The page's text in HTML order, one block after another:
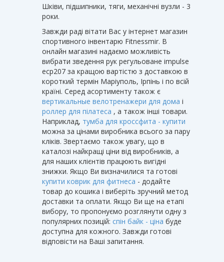
Шківи, підшипники, тяги, механічні вузли - 3
роки.
Завжди раді вітати Вас у інтернет магазин
спортивного інвентарю Fitnessmir. В
онлайн магазині надаємо можливість
вибрати зведення рук регульоване impulse
ecp207 за кращою вартістю з доставкою в
короткий термін Маріуполь, Ірпінь і по всій
країні. Серед асортименту також є
вертикальные велотренажери для дома і
роллер для пілатеса , а також інші товари.
Наприклад, тумба для кроссфита - купити
можна за цінами виробника всього за пару
кліків. Звертаємо також увагу, що в
каталозі найкращі ціни від виробників, а
для наших клієнтів працюють вигідні
знижки. Якщо Ви визначилися та готові
купити коврик для фитнеса - додайте
товар до кошика і виберіть зручний метод
доставки та оплати. Якщо Ви ще на етапі
вибору, то пропонуємо розглянути одну з
популярних позицій: спін байк - ціна буде
доступна для кожного. Завжди готові
відповісти на Ваші запитання.